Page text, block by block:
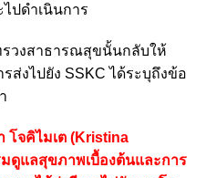
ปดำเนินการ
รวงสาธารณสุขนั้นกลับให้
งไปยัง SSKC ได้ระบุถึงข้อ
โจคิไมเต (Kristina
ดูแลสุขภาพเบื้องต้นและการ